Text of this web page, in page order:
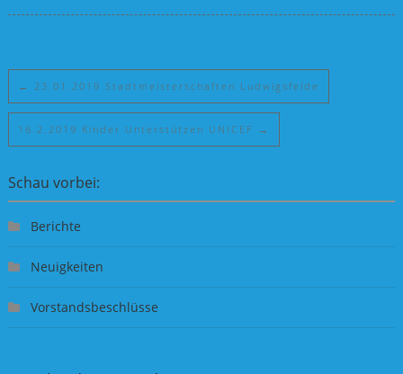
← 23.01.2019 Stadtmeisterschaften Ludwigsfelde
16.2.2019 Kinder Unterstützen UNICEF →
Schau vorbei:
Berichte
Neuigkeiten
Vorstandsbeschlüsse